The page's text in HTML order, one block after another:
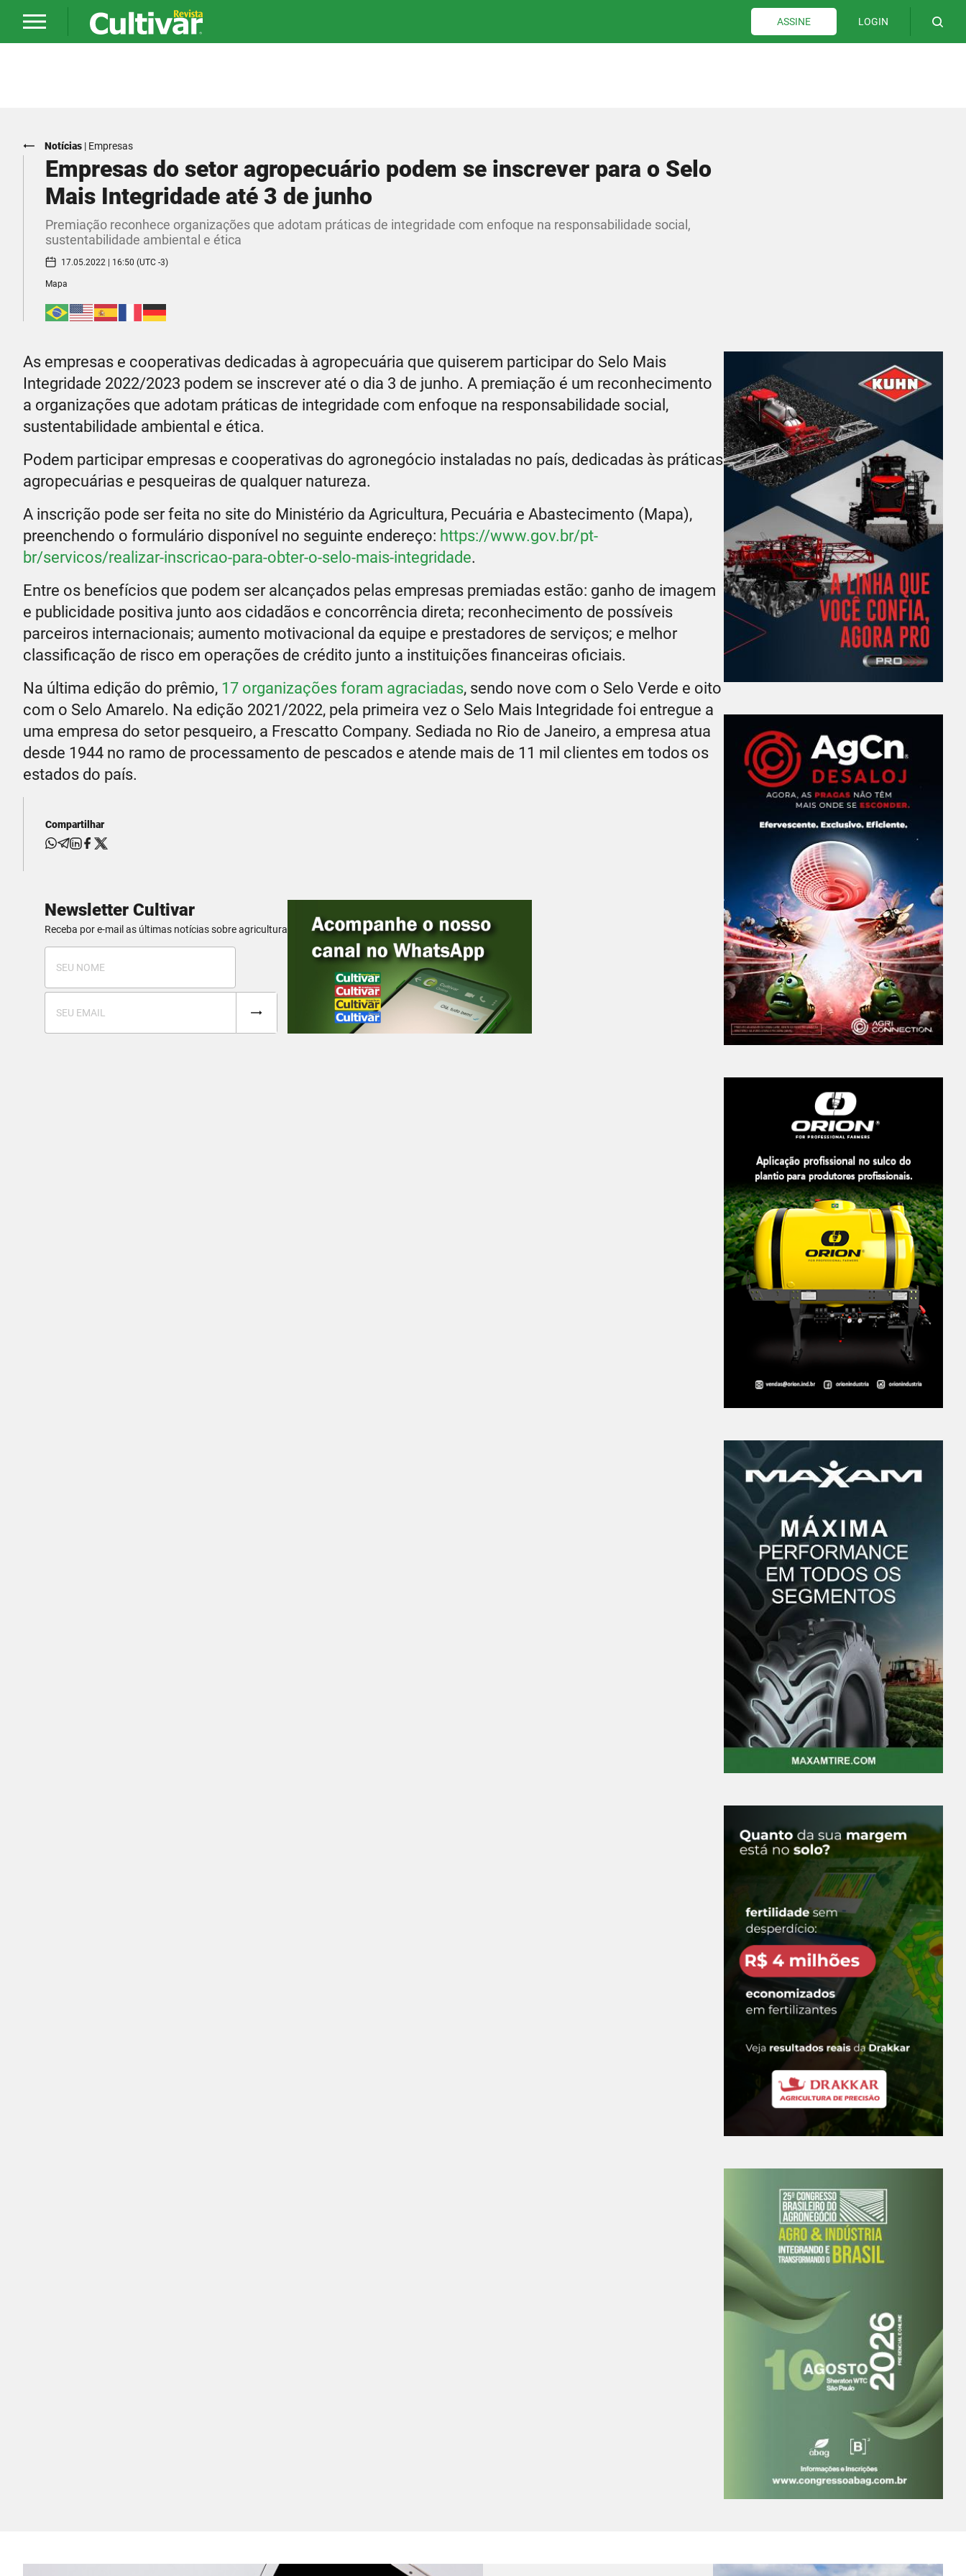
ASSINE LOGIN
Notícias | Empresas
Empresas do setor agropecuário podem se inscrever para o Selo
Mais Integridade até 3 de junho
Premiação reconhece organizações que adotam práticas de integridade com enfoque na responsabilidade social,
sustentabilidade ambiental e ética
17.05.2022 | 16:50 (UTC -3)
Mapa
As empresas e cooperativas dedicadas à agropecuária que quiserem participar do Selo Mais
Integridade 2022/2023 podem se inscrever até o dia 3 de junho. A premiação é um reconhecimento
a organizações que adotam práticas de integridade com enfoque na responsabilidade social,
sustentabilidade ambiental e ética.
Podem participar empresas e cooperativas do agronegócio instaladas no país, dedicadas às práticas
agropecuárias e pesqueiras de qualquer natureza.
A inscrição pode ser feita no site do Ministério da Agricultura, Pecuária e Abastecimento (Mapa),
preenchendo o formulário disponível no seguinte endereço: https://www.gov.br/pt-
br/servicos/realizar-inscricao-para-obter-o-selo-mais-integridade.
Entre os benefícios que podem ser alcançados pelas empresas premiadas estão: ganho de imagem
e publicidade positiva junto aos cidadãos e concorrência direta; reconhecimento de possíveis
parceiros internacionais; aumento motivacional da equipe e prestadores de serviços; e melhor
classificação de risco em operações de crédito junto a instituições financeiras oficiais.
Na última edição do prêmio, 17 organizações foram agraciadas, sendo nove com o Selo Verde e oito
com o Selo Amarelo. Na edição 2021/2022, pela primeira vez o Selo Mais Integridade foi entregue a
uma empresa do setor pesqueiro, a Frescatto Company. Sediada no Rio de Janeiro, a empresa atua
desde 1944 no ramo de processamento de pescados e atende mais de 11 mil clientes em todos os
estados do país.
Compartilhar
Newsletter Cultivar
Receba por e-mail as últimas notícias sobre agricultura